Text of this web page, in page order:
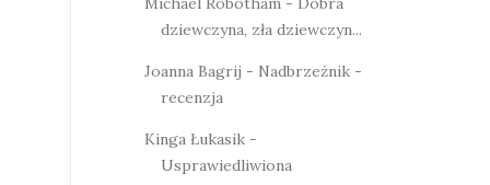
dziewczyna, zła dziewczyn...
Joanna Bagrij - Nadbrzeżnik -
recenzja
Kinga Łukasik -
Usprawiedliwiona